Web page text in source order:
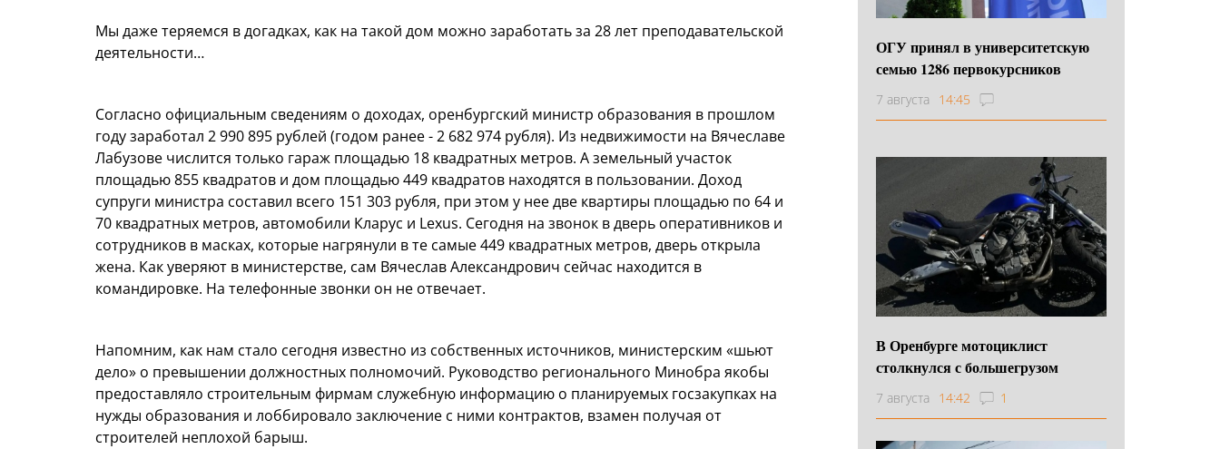
Мы даже теряемся в догадках, как на такой дом можно заработать за 28 лет преподавательской
деятельности…
Согласно официальным сведениям о доходах, оренбургский министр образования в прошлом
году заработал 2 990 895 рублей (годом ранее - 2 682 974 рубля). Из недвижимости на Вячеславе
Лабузове числится только гараж площадью 18 квадратных метров. А земельный участок
площадью 855 квадратов и дом площадью 449 квадратов находятся в пользовании. Доход
супруги министра составил всего 151 303 рубля, при этом у нее две квартиры площадью по 64 и
70 квадратных метров, автомобили Кларус и Lexus. Сегодня на звонок в дверь оперативников и
сотрудников в масках, которые нагрянули в те самые 449 квадратных метров, дверь открыла
жена. Как уверяют в министерстве, сам Вячеслав Александрович сейчас находится в
командировке. На телефонные звонки он не отвечает.
Напомним, как нам стало сегодня известно из собственных источников, министерским «шьют
дело» о превышении должностных полномочий. Руководство регионального Минобра якобы
предоставляло строительным фирмам служебную информацию о планируемых госзакупках на
нужды образования и лоббировало заключение с ними контрактов, взамен получая от
строителей неплохой барыш.
ОГУ принял в университетскую
семью 1286 первокурсников
7 августа 14:45
В Оренбурге мотоциклист
столкнулся с большегрузом
7 августа 14:42 1